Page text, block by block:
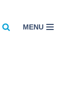
MENU